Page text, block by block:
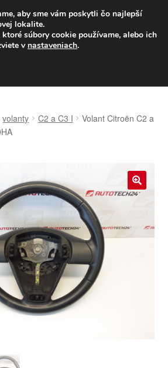
EUR
233 221 276
volanty C2 a C3 I
Volant Citroën C2 a
🔍
aby sme vám poskytli čo najlepší
lokalite.
súbory cookie používame, alebo ich
v nastaveniach.